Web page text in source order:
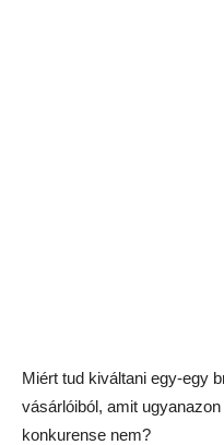
Miért tud kiváltani egy-egy
vásárlóiból, amit
konkurense nem?